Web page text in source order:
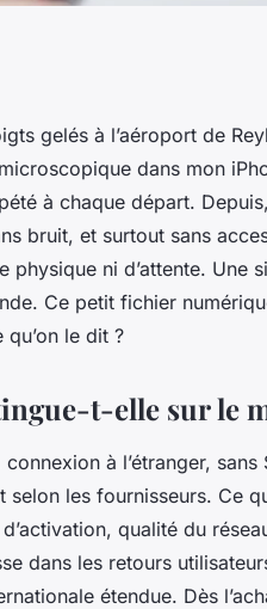
gelés à l’aéroport de
dans mon
à chaque départ.
bruit, et surtout sans
ni d’attente. Une
Ce petit fichier
le dit ?
t-elle sur le
à l’étranger, sans
selon les fournisseurs. Ce
qualité du
dans les retours
étendue. Dès